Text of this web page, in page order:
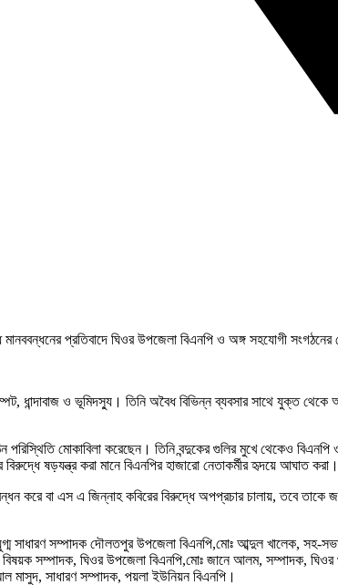
প্রতিবাদে ঘিওর উপজেলা বিএনপি ও অঙ্গ সহযোগী সংগঠনের
ধান্দাবাজ ও ভূমিদস্যু। তিনি অবৈধ বিভিন্ন ব্যবসার সাথে যুক্ত
মোকাবিলা করেছেন। তিনি বন্দুকের গুলির মুখে থেকেও বিএনপি
ষড়যন্ত্র করা মানে বিএনপির হাজারো নেতাকর্মীর হৃদয়ে আঘাত করা।
করে বা এস এ জিন্নাহ কবিরের বিরুদ্ধে অপপ্রচার চালায়, তবে
সাধারণ সম্পাদক দৌলতপুর উপজেলা বিএনপি,মোঃ আব্দুল খালেক, সহ-
বিষয়ক সম্পাদক, ঘিওর উপজেলা বিএনপি,মোঃ জানে আলম, সম্পাদক,
মাসুদ, সাধারণ সম্পাদক, পয়লা ইউনিয়ন বিএনপি।